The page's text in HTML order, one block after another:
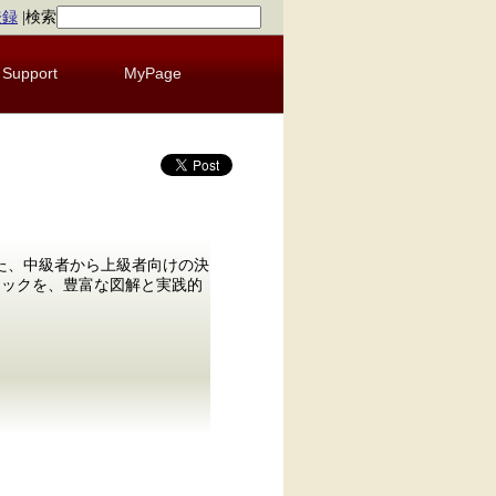
検索
Support MyPage
、中級者から上級者向けの決
クを、豊富な図解と実践的